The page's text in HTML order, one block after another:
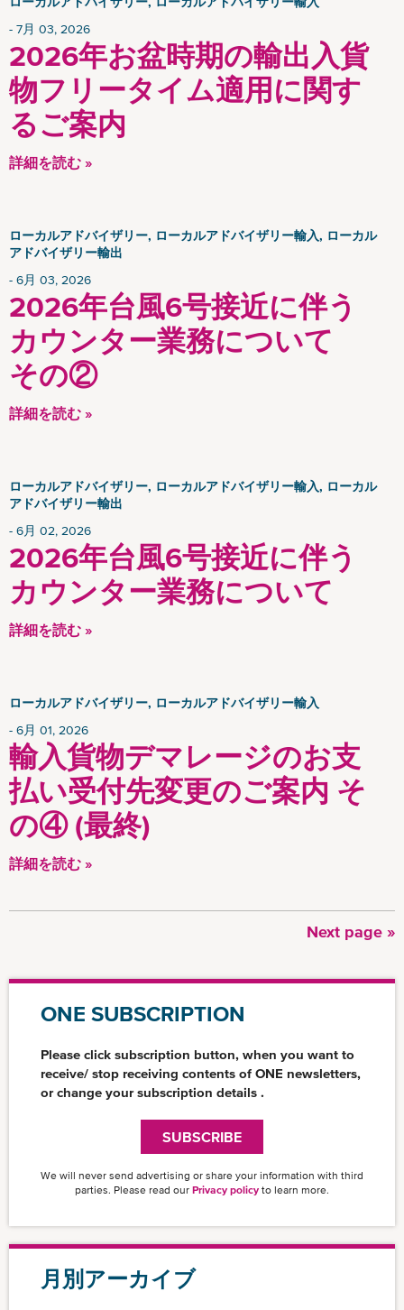
7月 03, 2026
2026年お盆時期の輸出入貨
物フリータイム適用に関す
るご案内
詳細を読む »
ローカルアドバイザリー, ローカルアドバイザリー輸入, ローカル
アドバイザリー輸出
6月 03, 2026
2026年台風6号接近に伴う
カウンター業務について
その②
詳細を読む »
ローカルアドバイザリー, ローカルアドバイザリー輸入, ローカル
アドバイザリー輸出
6月 02, 2026
2026年台風6号接近に伴う
カウンター業務について
詳細を読む »
ローカルアドバイザリー, ローカルアドバイザリー輸入
6月 01, 2026
輸入貨物デマレージのお支
払い受付先変更のご案内 そ
の④ (最終)
詳細を読む »
ー
次
ー
Next page »
ONE SUBSCRIPTION
Please click subscription button, when you want to
receive/ stop receiving contents of ONE newsletters,
or change your subscription details .
SUBSCRIBE
We will never send advertising or share your information with third
parties. Please read our Privacy policy to learn more.
月別アーカイブ